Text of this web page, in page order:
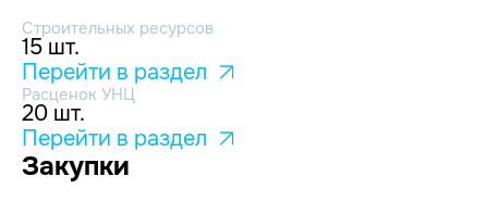
Строительных ресурсов
15 шт.
Перейти в раздел
Расценок УНЦ
20 шт.
Перейти в раздел
Закупки